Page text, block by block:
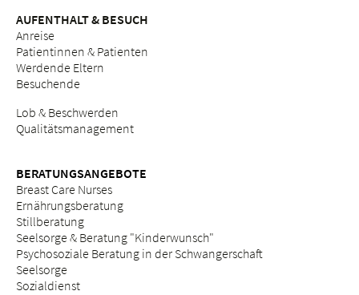
AUFENTHALT & BESUCH
Anreise
Patientinnen & Patienten
Werdende Eltern
Besuchende
Lob & Beschwerden
Qualitätsmanagement
BERATUNGSANGEBOTE
Breast Care Nurses
Ernährungsberatung
Stillberatung
Seelsorge & Beratung "Kinderwunsch"
Psychosoziale Beratung in der Schwangerschaft
Seelsorge
Sozialdienst